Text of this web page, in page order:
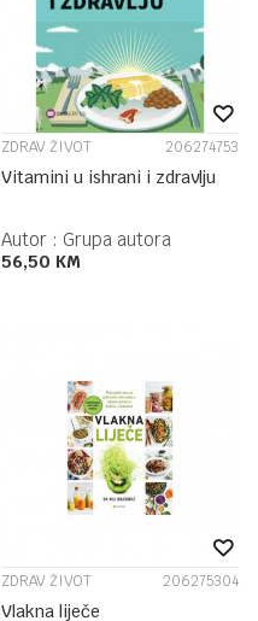
ZDRAV ŽIVOT 206274753
Vitamini u ishrani i zdravlju
Autor : Grupa autora
56,50 KM
ZDRAV ŽIVOT 206275304
Vlakna liječe